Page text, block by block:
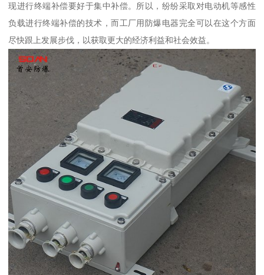
现进行终端补偿要好于集中补偿。所以，纷纷采取对电动机等感性
负载进行终端补偿的技术，而工厂用防爆电器完全可以在这个方面
尽快跟上发展步伐，以获取更大的经济利益和社会效益。